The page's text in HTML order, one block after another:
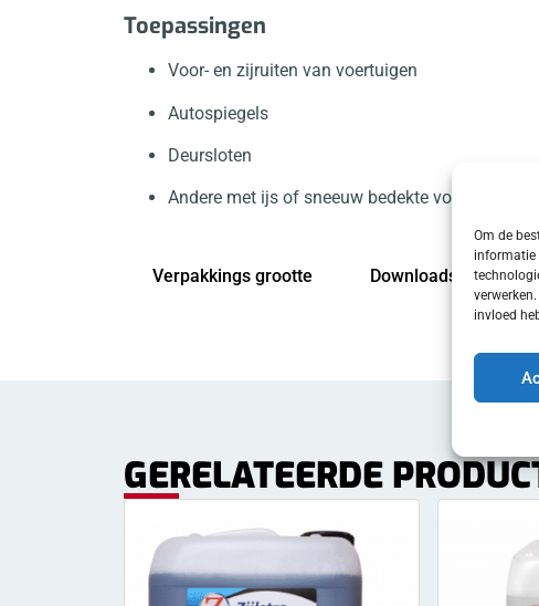
Om de
informatie
invloed
Toepassingen
Voor- en zijruiten van voertuigen
Autospiegels
Deursloten
Andere met ijs of sneeuw bedekte
Verpakkings grootte Downloads
GERELATEERDE